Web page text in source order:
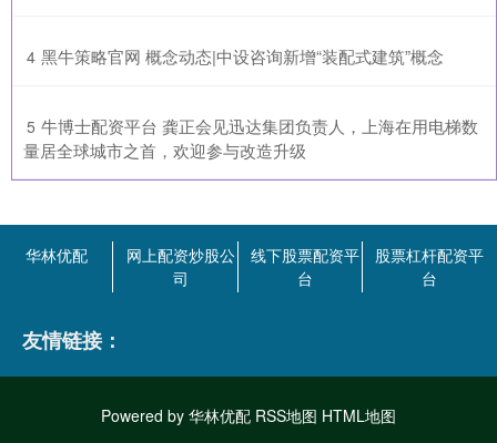
4 ​黑牛策略官网 概念动态|中设咨询新增“装配式建筑”概念
5 ​牛博士配资平台 龚正会见迅达集团负责人，上海在用电梯数
量居全球城市之首，欢迎参与改造升级
华林优配
网上配资炒股公
司
线下股票配资平
台
股票杠杆配资平
台
友情链接：
Powered by 华林优配 RSS地图 HTML地图